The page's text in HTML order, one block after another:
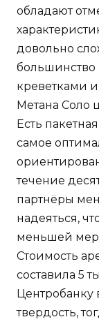
обладают
довольно
большинство
креветками
Метана Соло
Есть
самое
течение
партнёры
надеяться,
меньшей
Стоимость
составила 5
Центробанку
твердость,